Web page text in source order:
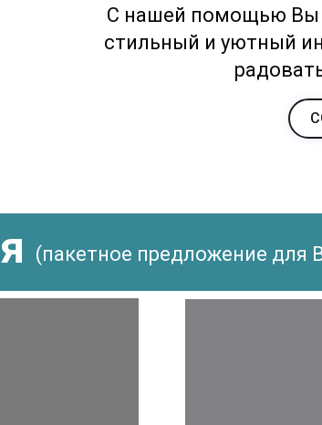
С нашей помощью Вы
стильный и уютный
(пакетное предложение для